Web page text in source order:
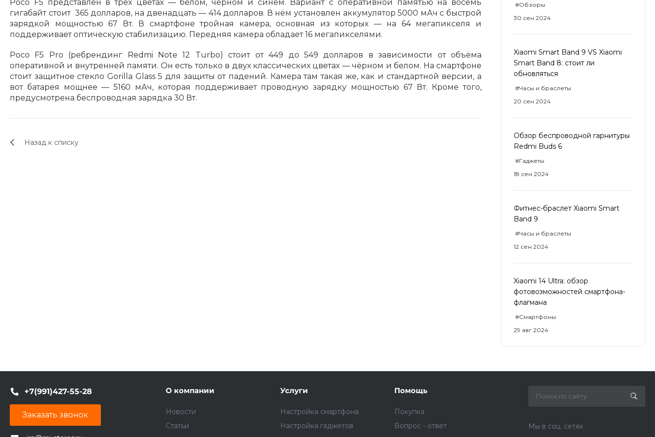
Сегодня
25 %
Добавляйте товарыв корзину
#Обзоры
30 сен 2024
Xiaomi Smart Band 9 VS Xiaomi
Smart Band 8: стоит ли
обновляться
#Часы и браслеты
20 сен 2024
Обзор беспроводной гарнитуры
Redmi Buds 6
#Гаджеты
18 сен 2024
Фитнес-браслет Xiaomi Smart
Band 9
#Часы и браслеты
12 сен 2024
Xiaomi 14 Ultra: обзор
фотовозможностей смартфона-
флагмана
#Смартфоны
29 авг 2024
Poco F5 представлен в трёх цветах — белом, чёрном и синем. Вариант с оперативной памятью на восемь
гигабайт стоит 365 долларов, на двенадцать — 414 долларов. В нём установлен аккумулятор 5000 мАч с быстрой
зарядкой мощностью 67 Вт. В смартфоне тройная камера, основная из которых — на 64 мегапикселя и
поддерживает оптическую стабилизацию. Передняя камера обладает 16 мегапикселями.
Poco F5 Pro (ребрендинг Redmi Note 12 Turbo) стоит от 449 до 549 долларов в зависимости от объёма
оперативной и внутренней памяти. Он есть только в двух классических цветах — чёрном и белом. На смартфоне
стоит защитное стекло Gorilla Glass 5 для защиты от падений. Камера там такая же, как и стандартной версии, а
вот батарея мощнее — 5160 мАч, которая поддерживает проводную зарядку мощностью 67 Вт. Кроме того,
предусмотрена беспроводная зарядка 30 Вт.
Назад к списку
+7(991)427-55-28
Заказать звонок
О компании
Новости
Статьи
Услуги
Настройка смартфона
Настройка гаджетов
Помощь
Покупка
Вопрос - ответ
Мы в соц. сетях